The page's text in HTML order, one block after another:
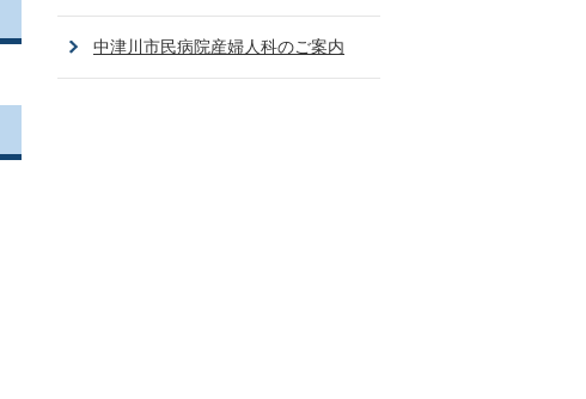
中津川市民病院産婦人科のご案内